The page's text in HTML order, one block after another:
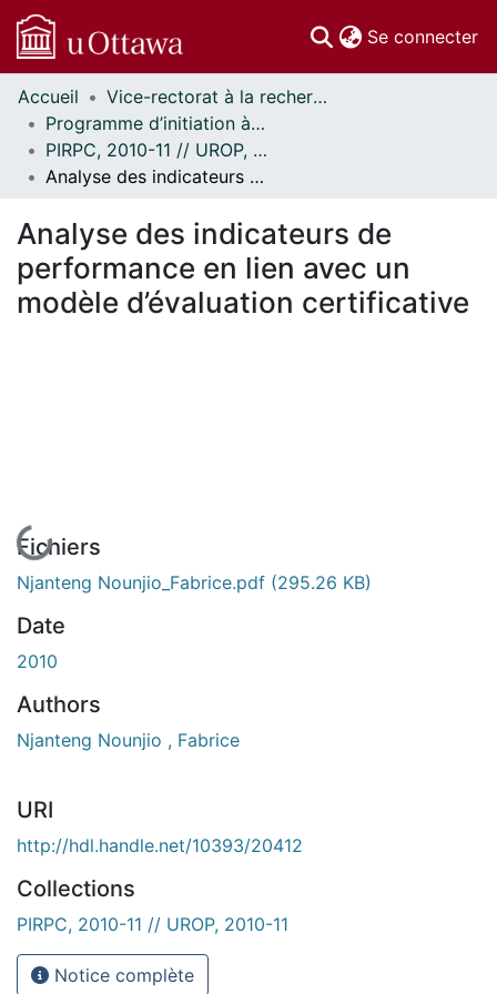
Se connecter
Communautés
et collections
Parcourir
Statistiques
À propos
Accueil
Vice-rectorat à la recherche // Office of the V-P, Research
Programme d’initiation à la recherche au premier cycle (PIRPC) // Undergraduate Research Opportunity Program (UROP)
PIRPC, 2010-11 // UROP, 2010-11
Analyse des indicateurs de performance en lien avec un modèle d’évaluation certificative
Analyse des indicateurs de
performance en lien avec un
modèle d’évaluation certificative
En cours de chargement...
Fichiers
Njanteng Nounjio_Fabrice.pdf (295.26 KB)
Date
2010
Authors
Njanteng Nounjio , Fabrice
URI
http://hdl.handle.net/10393/20412
Collections
PIRPC, 2010-11 // UROP, 2010-11
Notice complète